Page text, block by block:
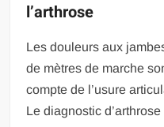
l’arthrose
Les douleurs aux
de mètres de marche
compte de l’usure
Le diagnostic